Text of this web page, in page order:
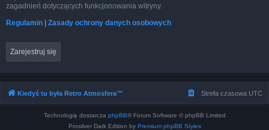
zagadnień dotyczących funkcjonowania witryny.
Regulamin | Zasady ochrony danych osobowych
Zarejestruj się
Kiedyś tu była Retro Atmosfera™ Strefa czasowa UTC
Technologię dostarcza phpBB® Forum Software © phpBB Limited
Prosilver Dark Edition by Premium phpBB Styles